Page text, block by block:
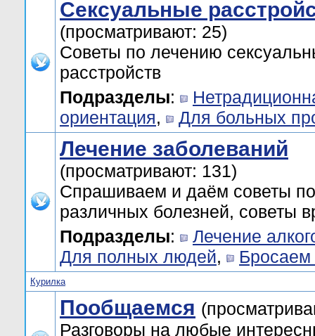
Сексуальные
(просматривают: 25)
Советы по лечению
расстройств
Подразделы:
ориентация, Для больных
Лечение заболеваний
(просматривают: 131)
Спрашиваем и даём советы
различных болезней, советы
Подразделы:
Лечение
Для полных людей, Бросаем
Курилка
Пообщаемся
Разговоры на любые